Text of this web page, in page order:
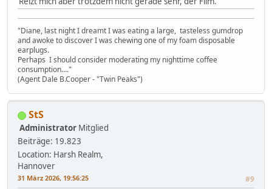
"Diane, last night I dreamt I was eating a large, tasteless gumdrop
and awoke to discover I was chewing one of my foam disposable
earplugs.
Perhaps I should consider moderating my nighttime coffee
consumption...."
(Agent Dale B.Cooper - "Twin Peaks")
StS
Administrator Mitglied
Beiträge: 19.823
Location: Harsh Realm,
Hannover
31 März 2026, 19:56:25 #9